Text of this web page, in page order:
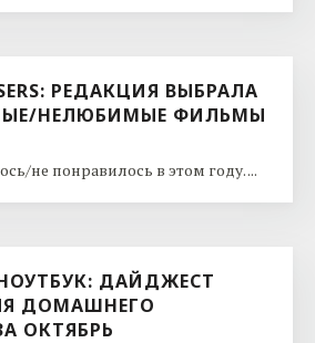
РЕДАКЦИЯ ВЫБРАЛА
НЕЛЮБИМЫЕ ФИЛЬМЫ
не понравилось в этом году. ...
ДАЙДЖЕСТ
ДОМАШНЕГО
ОКТЯБРЬ